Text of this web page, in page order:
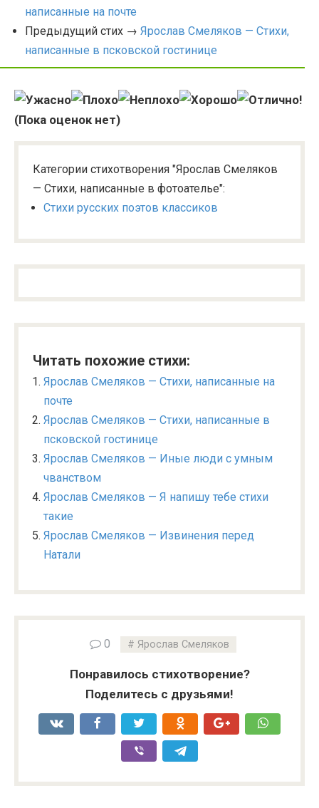
написанные на почте
Предыдущий стих → Ярослав Смеляков — Стихи,
написанные в псковской гостинице
(Пока оценок нет)
Категории стихотворения "Ярослав Смеляков
— Стихи, написанные в фотоателье":
Стихи русских поэтов классиков
Читать похожие стихи:
Ярослав Смеляков — Стихи, написанные на
почте
Ярослав Смеляков — Стихи, написанные в
псковской гостинице
Ярослав Смеляков — Иные люди с умным
чванством
Ярослав Смеляков — Я напишу тебе стихи
такие
Ярослав Смеляков — Извинения перед
Натали
0 Ярослав Смеляков
Понравилось стихотворение?
Поделитесь с друзьями!